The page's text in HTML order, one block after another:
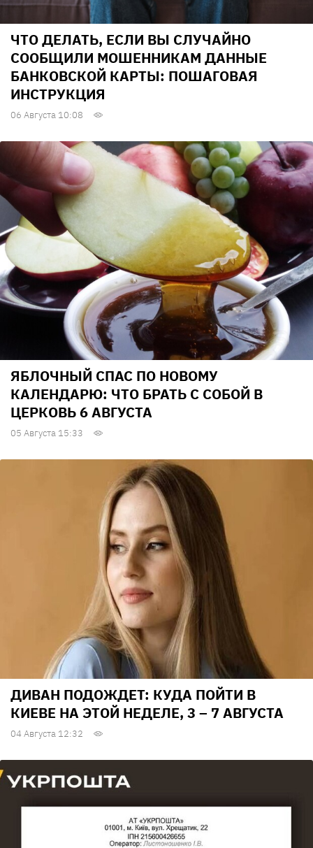
ЧТО ДЕЛАТЬ, ЕСЛИ ВЫ СЛУЧАЙНО
СООБЩИЛИ МОШЕННИКАМ ДАННЫЕ
БАНКОВСКОЙ КАРТЫ: ПОШАГОВАЯ
ИНСТРУКЦИЯ
06 Августа 10:08
ЯБЛОЧНЫЙ СПАС ПО НОВОМУ
КАЛЕНДАРЮ: ЧТО БРАТЬ С СОБОЙ В
ЦЕРКОВЬ 6 АВГУСТА
05 Августа 15:33
ДИВАН ПОДОЖДЕТ: КУДА ПОЙТИ В
КИЕВЕ НА ЭТОЙ НЕДЕЛЕ, 3 – 7 АВГУСТА
04 Августа 12:32